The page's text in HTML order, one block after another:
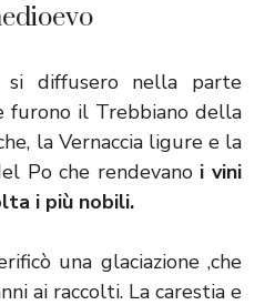
diffusero nella parte
furono il Trebbiano della
la Vernaccia ligure e la
Po che rendevano i vini
i più nobili.
una glaciazione ,che
ai raccolti. La carestia e